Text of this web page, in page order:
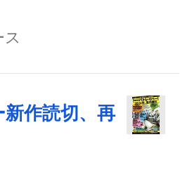
作読切、再